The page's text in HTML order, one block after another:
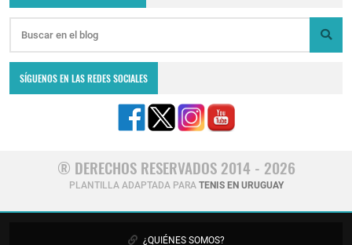
SÍGUENOS EN LAS REDES SOCIALES
® DERECHOS RESERVADOS 2014 - 2026
PLANTILLA ADAPTADA PARA TENIS EN URUGUAY
¿QUIÉNES SOMOS?